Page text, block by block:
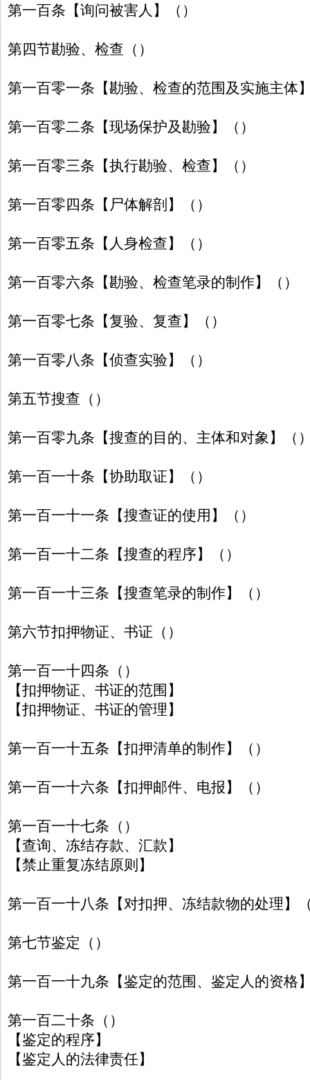
第一百条【询问被害人】（）
第四节勘验、检查（）
第一百零一条【勘验、检查的范围及实施主体
第一百零二条【现场保护及勘验】（）
第一百零三条【执行勘验、检查】（）
第一百零四条【尸体解剖】（）
第一百零五条【人身检查】（）
第一百零六条【勘验、检查笔录的制作】（）
第一百零七条【复验、复查】（）
第一百零八条【侦查实验】（）
第五节搜查（）
第一百零九条【搜查的目的、主体和对象】（
第一百一十条【协助取证】（）
第一百一十一条【搜查证的使用】（）
第一百一十二条【搜查的程序】（）
第一百一十三条【搜查笔录的制作】（）
第六节扣押物证、书证（）
第一百一十四条（）
【扣押物证、书证的范围】
【扣押物证、书证的管理】
第一百一十五条【扣押清单的制作】（）
第一百一十六条【扣押邮件、电报】（）
第一百一十七条（）
【查询、冻结存款、汇款】
【禁止重复冻结原则】
第一百一十八条【对扣押、冻结款物的处理】
第七节鉴定（）
第一百一十九条【鉴定的范围、鉴定人的资格
第一百二十条（）
【鉴定的程序】
【鉴定人的法律责任】